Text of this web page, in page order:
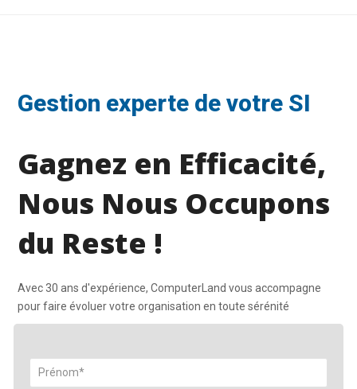
Gestion experte de votre SI
Gagnez en Efficacité,
Nous Nous Occupons
du Reste !
Avec 30 ans d'expérience, ComputerLand vous accompagne
pour faire évoluer votre organisation en toute sérénité